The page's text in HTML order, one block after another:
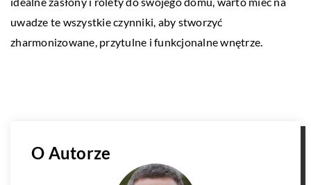
uwadze te wszystkie czynniki, aby stworzyć
zharmonizowane, przytulne i funkcjonalne wnętrze.
O Autorze